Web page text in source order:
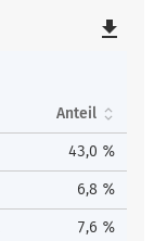
file_download
Anteil
43,0 %
6,8 %
7,6 %